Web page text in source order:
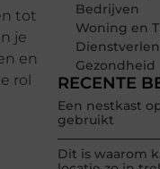
tot
je
en
rol
Bedrijven
Woning en
Gezondheid
RECENTE
Een nestkast
gebruikt
Dit is waarom